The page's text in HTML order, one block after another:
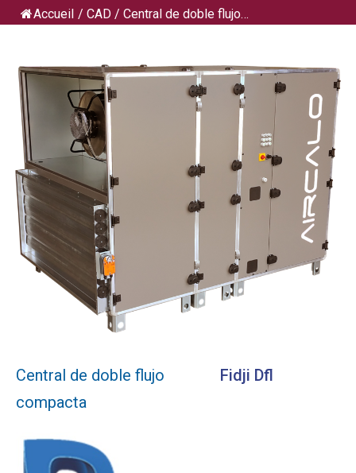
Accueil / CAD / Central de doble flujo…
Central de doble flujo
compacta
Fidji Dfl